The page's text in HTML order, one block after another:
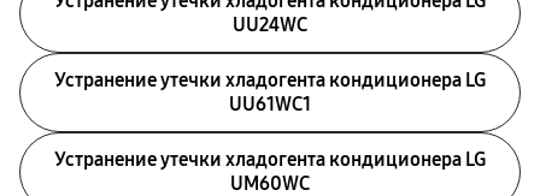
UU24WC
Устранение утечки хладогента кондиционера LG
UU61WC1
Устранение утечки хладогента кондиционера LG
UM60WC